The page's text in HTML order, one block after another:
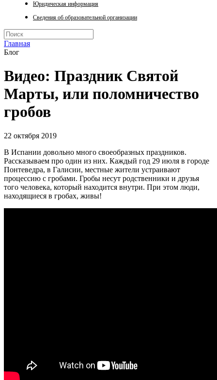
Юридическая информация
Сведения об образовательной организации
Главная
Блог
Видео: Праздник Святой
Марты, или поломничество
гробов
22 октября 2019
В Испании довольно много своеобразных праздников.
Рассказываем про один из них. Каждый год 29 июля в городе
Понтеведра, в Галисии, местные жители устраивают
процессию с гробами. Гробы несут родственники и друзья
того человека, который находится внутри. При этом люди,
находящиеся в гробах, живы!